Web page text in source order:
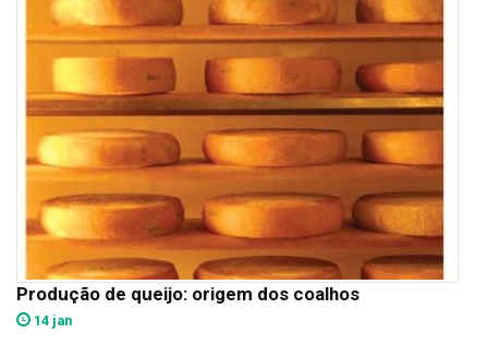
Produção de queijo: origem dos coalhos
14 jan